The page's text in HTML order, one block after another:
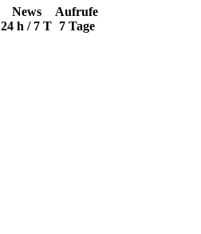
News
24 h / 7 T
Aufrufe
7 Tage